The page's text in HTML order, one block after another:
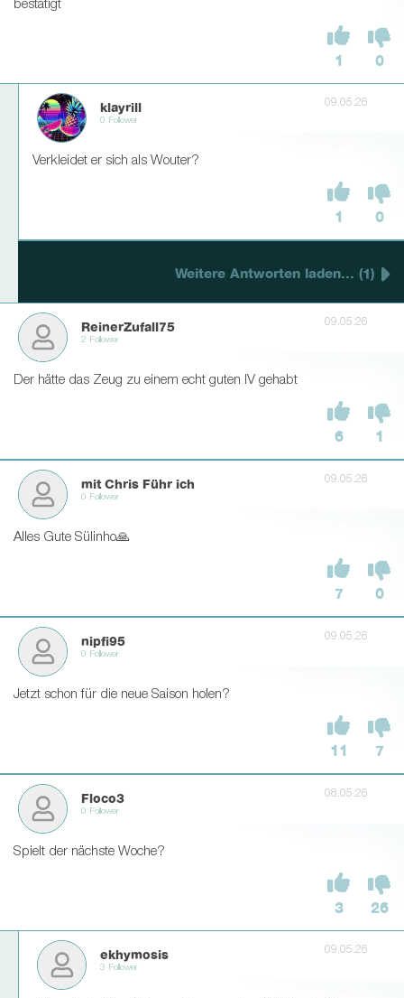
bestätigt
1 0
klayrill
0 Follower
09.05.26
Verkleidet er sich als Wouter?
1 0
Weitere Antworten laden... (1)
ReinerZufall75
2 Follower
09.05.26
Der hätte das Zeug zu einem echt guten IV gehabt
6 1
mit Chris Führ ich
0 Follower
09.05.26
Alles Gute Sülinho🙏
7 0
nipfi95
0 Follower
09.05.26
Jetzt schon für die neue Saison holen?
11 7
Floco3
0 Follower
08.05.26
Spielt der nächste Woche?
3 26
ekhymosis
3 Follower
09.05.26